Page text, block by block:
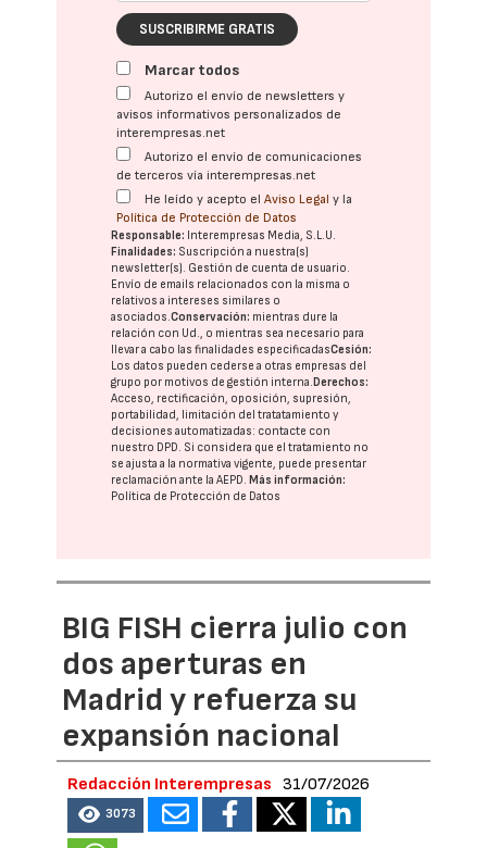
SUSCRIBIRME GRATIS
Marcar todos
Autorizo el envío de newsletters y
avisos informativos personalizados de
interempresas.net
Autorizo el envío de comunicaciones
de terceros vía interempresas.net
He leído y acepto elAviso Legal y la
Política de Protección de Datos
Responsable: Interempresas Media, S.L.U.
Finalidades: Suscripción a nuestra(s)
newsletter(s). Gestión de cuenta de usuario.
Envío de emails relacionados con la misma o
relativos a intereses similares o
asociados.Conservación: mientras dure la
relación con Ud., o mientras sea necesario para
llevar a cabo las finalidades especificadasCesión:
Los datos pueden cederse a otras empresas del
grupo por motivos de gestión interna. Derechos:
Acceso, rectificación, oposición, supresión,
portabilidad, limitación del tratatamiento y
decisiones automatizadas: contacte con
nuestro DPD. Si considera que el tratamiento no
se ajusta a la normativa vigente, puede presentar
reclamación ante laAEPD. Más información:
Política de Protección de Datos
BIG FISH cierra julio con
dos aperturas en
Madrid y refuerza su
expansión nacional
Redacción Interempresas 31/07/2026
3073